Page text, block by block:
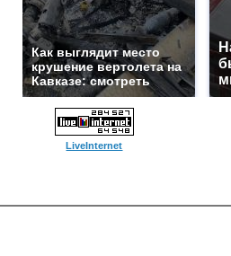
Как выглядит место
крушение вертолета на
Кавказе: смотреть
LiveInternet